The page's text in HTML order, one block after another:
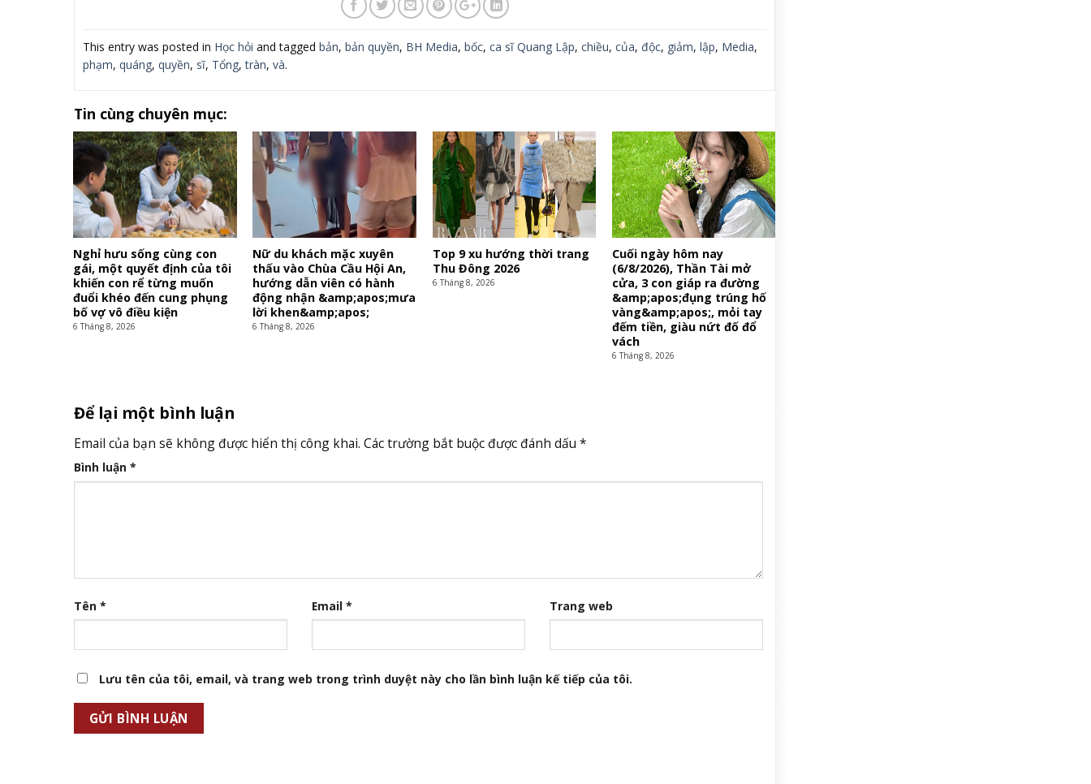
This entry was posted in Học hỏi and tagged bản, bản quyền, BH Media, bốc, ca sĩ Quang Lập, chiều, của, độc, giảm, lập, Media,
phạm, quáng, quyền, sĩ, Tổng,tràn, và.
Tin cùng chuyên mục:
Nghỉ hưu sống cùng con
gái, một quyết định của tôi
khiến con rể từng muốn
đuổi khéo đến cung phụng
bố vợ vô điều kiện
6 Tháng 8, 2026
Nữ du khách mặc xuyên
thấu vào Chùa Cầu Hội An,
hướng dẫn viên có hành
động nhận &amp;apos;mưa
lời khen&amp;apos;
6 Tháng 8, 2026
Top 9 xu hướng thời trang
Thu Đông 2026
6 Tháng 8, 2026
Cuối ngày hôm nay
(6/8/2026), Thần Tài mở
cửa, 3 con giáp ra đường
&amp;apos;đụng trúng hố
vàng&amp;apos;, mỏi tay
đếm tiền, giàu nứt đố đổ
vách
6 Tháng 8, 2026
Để lại một bình luận
Email của bạn sẽ không được hiển thị công khai. Các trường bắt buộc được đánh dấu *
Bình luận *
Tên * Email * Trang web
Lưu tên của tôi, email, và trang web trong trình duyệt này cho lần bình luận kế tiếp của tôi.